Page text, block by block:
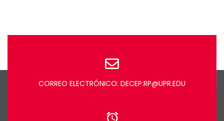
CORREO ELECTRÓNICO: DECEP.RP@UPR.EDU